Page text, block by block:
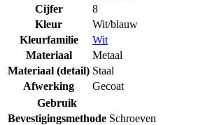
Cijfer
8
Kleur
Wit/blauw
Kleurfamilie
Wit
Materiaal
Metaal
Materiaal (detail) Staal
Afwerking
Gecoat
Gebruik
Bevestigingsmethode Schroeven